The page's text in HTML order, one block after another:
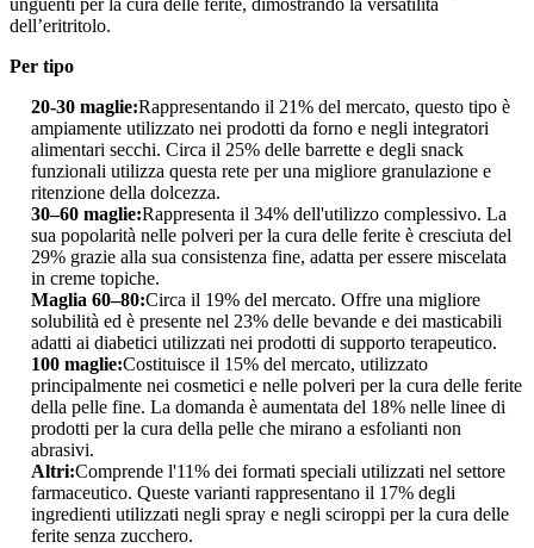
unguenti per la cura delle ferite, dimostrando la versatilità
dell’eritritolo.
Per tipo
20-30 maglie:Rappresentando il 21% del mercato, questo tipo è
ampiamente utilizzato nei prodotti da forno e negli integratori
alimentari secchi. Circa il 25% delle barrette e degli snack
funzionali utilizza questa rete per una migliore granulazione e
ritenzione della dolcezza.
30–60 maglie:Rappresenta il 34% dell'utilizzo complessivo. La
sua popolarità nelle polveri per la cura delle ferite è cresciuta del
29% grazie alla sua consistenza fine, adatta per essere miscelata
in creme topiche.
Maglia 60–80:Circa il 19% del mercato. Offre una migliore
solubilità ed è presente nel 23% delle bevande e dei masticabili
adatti ai diabetici utilizzati nei prodotti di supporto terapeutico.
100 maglie:Costituisce il 15% del mercato, utilizzato
principalmente nei cosmetici e nelle polveri per la cura delle ferite
della pelle fine. La domanda è aumentata del 18% nelle linee di
prodotti per la cura della pelle che mirano a esfolianti non
abrasivi.
Altri:Comprende l'11% dei formati speciali utilizzati nel settore
farmaceutico. Queste varianti rappresentano il 17% degli
ingredienti utilizzati negli spray e negli sciroppi per la cura delle
ferite senza zucchero.